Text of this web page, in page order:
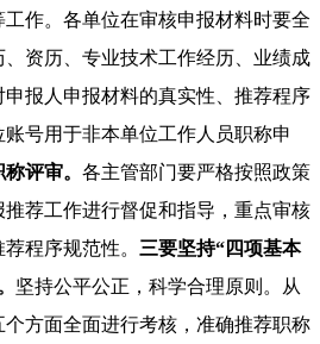
作。各单位在审核申报材料时要全
资历、专业技术工作经历、业绩成
报人申报材料的真实性、推荐程序
号用于非本单位工作人员职称申
评审。 各主管部门要严格按照政策
荐工作进行督促和指导，重点审核
程序规范性。 三要坚持“四项基本
坚持公平公正，科学合理原则。从
方面全面进行考核，准确推荐职称